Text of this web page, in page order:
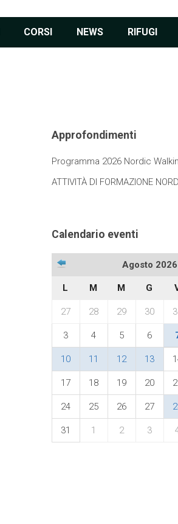
CORSI NEWS RIFUGI
Approfondimenti
Programma 2026 Nordic
ATTIVITÀ DI FORMAZIONE
Calendario eventi
Agosto 2026
L M M G
27 28 29 30
3 4 5 6
10 11 12 13
17 18 19 20
24 25 26 27
31 1 2 3